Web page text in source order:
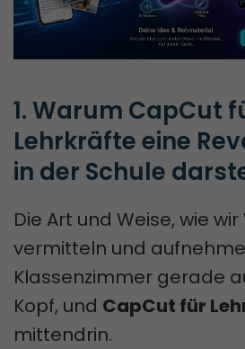
1. Warum CapCut
Lehrkräfte eine
in der Schule
Die Art und Weise, wie wir
vermitteln und
Klassenzimmer gerade
Kopf, und CapCut für
mittendrin.